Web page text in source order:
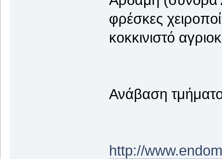
φρέσκες
κοκκινιστό
Ανάβαση
http://